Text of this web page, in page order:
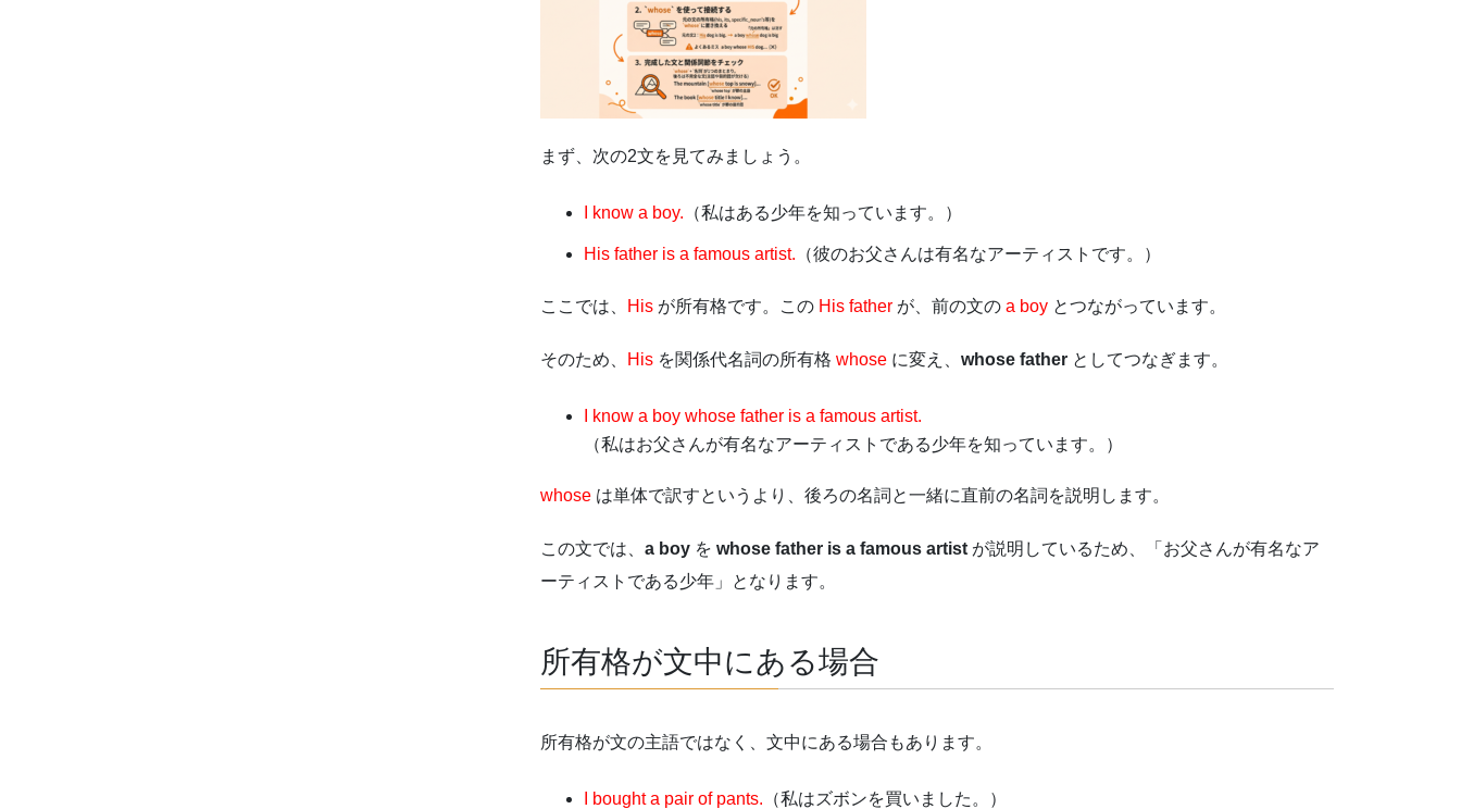
まず、次の2文を見てみましょう。
I know a boy. （私はある少年を知っています。）
His father is a famous artist. （彼のお父さんは有名なアーティストです。）
ここでは、 His が所有格です。この His father が、前の文の a boy とつながっています。
そのため、 His を関係代名詞の所有格 whose に変え、 whose father としてつなぎます。
I know a boy whose father is a famous artist.
（私はお父さんが有名なアーティストである少年を知っています。）
whose は単体で訳すというより、後ろの名詞と一緒に直前の名詞を説明します。
この文では、 a boy を whose father is a famous artist が説明しているため、「お父さんが有名なア
ーティストである少年」となります。
所有格が文中にある場合
所有格が文の主語ではなく、文中にある場合もあります。
I bought a pair of pants. （私はズボンを買いました。）